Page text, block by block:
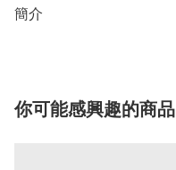
簡介
你可能感興趣的商品